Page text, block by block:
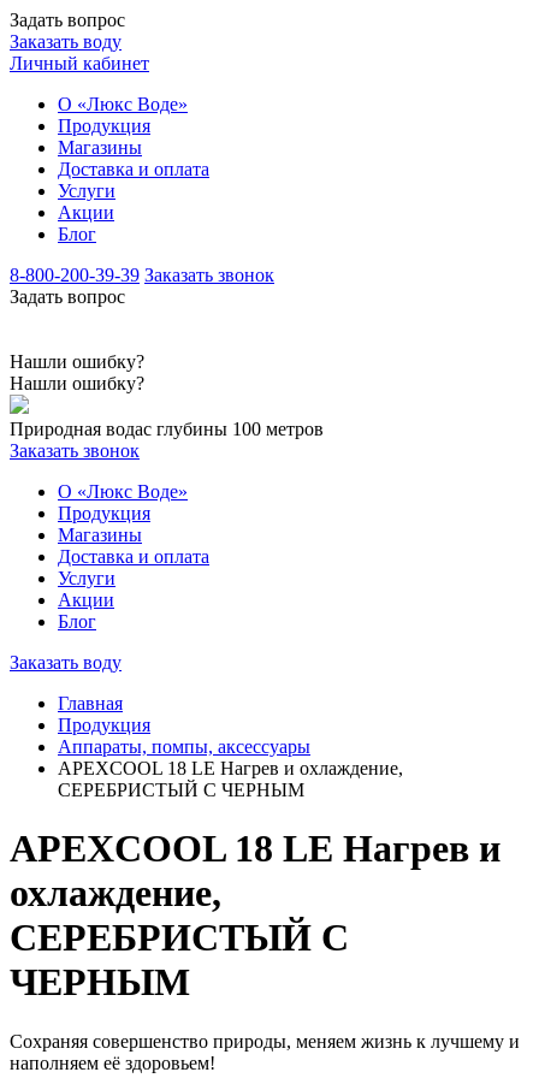
Задать вопрос
Заказать воду
Личный кабинет
О «Люкс Воде»
Продукция
Магазины
Доставка и оплата
Услуги
Акции
Блог
8-800-200-39-39 Заказать звонок
Задать вопрос
Нашли ошибку?
Нашли ошибку?
Природная водас глубины 100 метров
Заказать звонок
О «Люкс Воде»
Продукция
Магазины
Доставка и оплата
Услуги
Акции
Блог
Заказать воду
Главная
Продукция
Аппараты, помпы, аксессуары
APEXCOOL 18 LE Нагрев и охлаждение,
СЕРЕБРИСТЫЙ С ЧЕРНЫМ
APEXCOOL 18 LE Нагрев и
охлаждение,
СЕРЕБРИСТЫЙ С
ЧЕРНЫМ
Сохраняя совершенство природы, меняем жизнь к лучшему и
наполняем её здоровьем!